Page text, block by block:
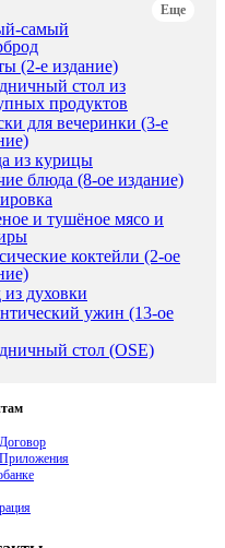
Еще
самый
(2-е издание)
стол из
продуктов
для вечеринки (3-е
из курицы
блюда (8-ое издание)
и тушёное мясо и
коктейли (2-ое
духовки
ужин (13-ое
стол (OSE)
Договор
Приложения